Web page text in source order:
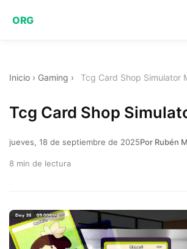
ORG
Inicio › Gaming › Tcg Card Shop Simulator
Tcg Card Shop
jueves, 18 de septiembre de 2025Por Rubén
8 min de lectura